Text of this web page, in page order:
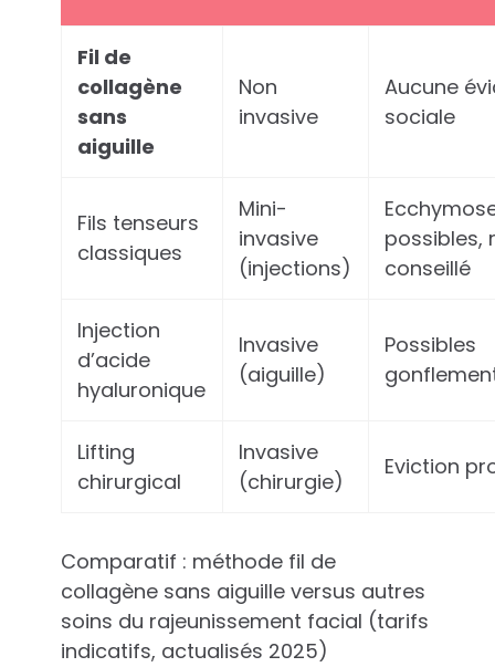
Fil de
collagène
sans
aiguille
Non
invasive
Aucune
sociale
Fils tenseurs
classiques
Mini-
invasive
(injections)
possibles,
conseillé
Injection
d’acide
hyaluronique
Invasive
(aiguille)
Possibles
Lifting
chirurgical
Invasive
(chirurgie)
Eviction
Comparatif : méthode fil de
collagène sans aiguille versus autres
soins du rajeunissement facial (tarifs
indicatifs, actualisés 2025)